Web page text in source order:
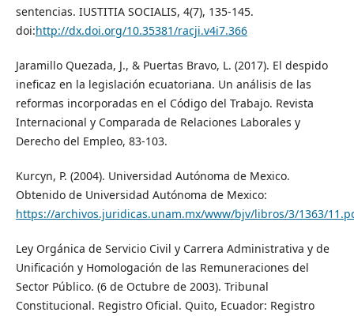
sentencias. IUSTITIA SOCIALIS, 4(7), 135-145.
doi:http://dx.doi.org/10.35381/racji.v4i7.366
Jaramillo Quezada, J., & Puertas Bravo, L. (2017). El despido
ineficaz en la legislación ecuatoriana. Un análisis de las
reformas incorporadas en el Código del Trabajo. Revista
Internacional y Comparada de Relaciones Laborales y
Derecho del Empleo, 83-103.
Kurcyn, P. (2004). Universidad Autónoma de Mexico.
Obtenido de Universidad Autónoma de Mexico:
https://archivos.juridicas.unam.mx/www/bjv/libros/3/1363/
Ley Orgánica de Servicio Civil y Carrera Administrativa y de
Unificación y Homologación de las Remuneraciones del
Sector Público. (6 de Octubre de 2003). Tribunal
Constitucional. Registro Oficial. Quito, Ecuador: Registro